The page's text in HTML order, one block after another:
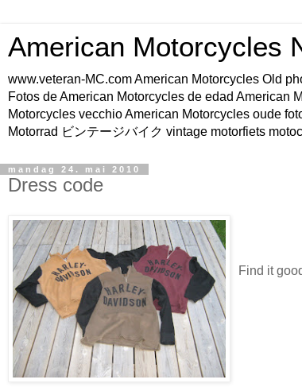
American Motorcycles
www.veteran-MC.com American Motorcycles Old
Fotos de American Motorcycles de edad American
Motorcycles vecchio American Motorcycles oude
Motorrad ビンテージバイク vintage motorfiets
mandag 24. mai 2010
Dress code
Find it